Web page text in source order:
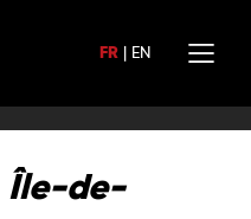
FR EN
Île-de-